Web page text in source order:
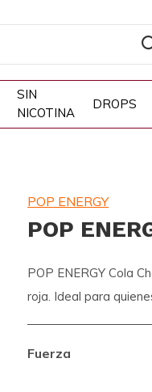
SIN
NICOTINA
DROPS
POP ENERGY
POP
POP ENERGY Cola
roja. Ideal para
Fuerza